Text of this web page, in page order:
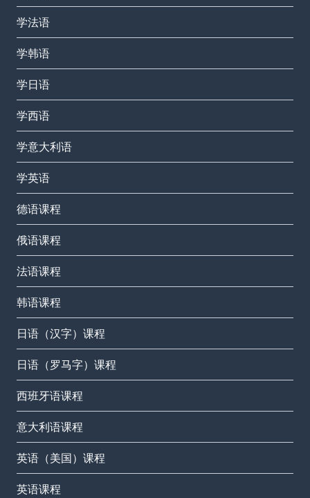
学法语
学韩语
学日语
学西语
学意大利语
学英语
德语课程
俄语课程
法语课程
韩语课程
日语（汉字）课程
日语（罗马字）课程
西班牙语课程
意大利语课程
英语（美国）课程
英语课程